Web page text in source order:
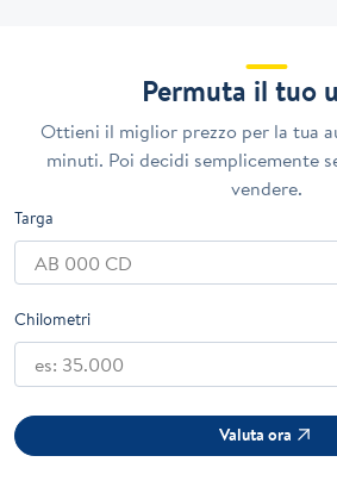
Permuta il tuo
Ottieni il miglior prezzo per la tua
minuti. Poi decidi semplicemente
vendere.
Targa
Chilometri
Valuta ora